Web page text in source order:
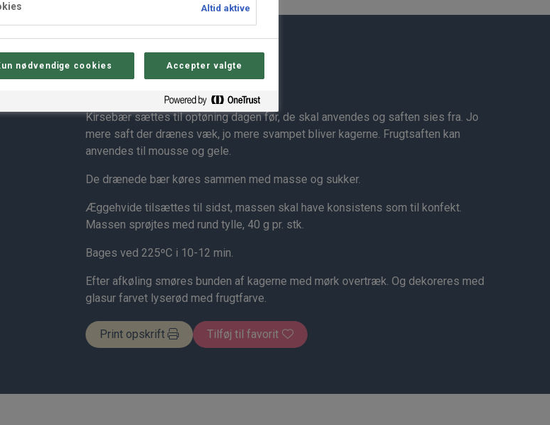
Sådan gør du
Kirsebær sættes til optøning dagen før, de skal anvendes og saften sies fra. Jo
mere saft der drænes væk, jo mere svampet bliver kagerne. Frugtsaften kan
anvendes til mousse og gele.
De drænede bær køres sammen med masse og sukker.
Æggehvide tilsættes til sidst, massen skal have konsistens som til konfekt.
Massen sprøjtes med rund tylle, 40 g pr. stk.
Bages ved 225ºC i 10-12 min.
Efter afkøling smøres bunden af kagerne med mørk overtræk. Og dekoreres med
glasur farvet lyserød med frugtfarve.
Print opskrift Tilføj til favorit
Altid aktive
nødvendige cookies Accepter valgte